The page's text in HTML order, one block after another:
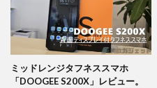
ミッドレンジタフネススマホ
「DOOGEE S200X」レビュー。